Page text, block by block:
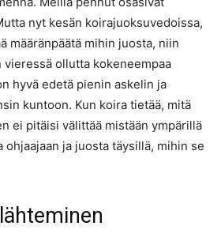
nyt kesän koirajuoksuvedoissa,
määränpäätä mihin juosta, niin
vieressä ollutta kokeneempaa
hyvä edetä pienin askelin ja
kuntoon. Kun koira tietää, mitä
ei pitäisi välittää mistään ympärillä
ohjaajaan ja juosta täysillä, mihin se